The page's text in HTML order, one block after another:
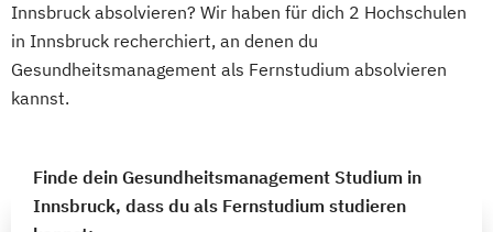
Innsbruck absolvieren? Wir haben für dich 2 Hochschulen
in Innsbruck recherchiert, an denen du
Gesundheitsmanagement als Fernstudium absolvieren
kannst.
Finde dein Gesundheitsmanagement Studium in
Innsbruck, dass du als Fernstudium studieren